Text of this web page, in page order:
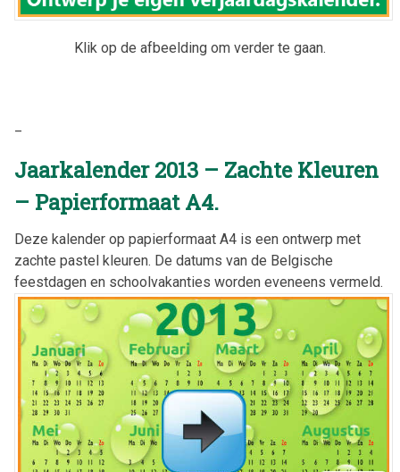
Klik op de afbeelding om verder te gaan.
Jaarkalender 2013 – Zachte Kleuren
– Papierformaat A4.
Deze kalender op papierformaat A4 is een ontwerp met
zachte pastel kleuren. De datums van de Belgische
feestdagen en schoolvakanties worden eveneens vermeld.